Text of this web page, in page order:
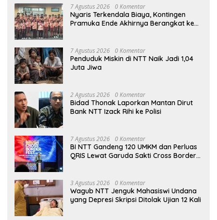
7 Agustus 2026 0 Komentar
Nyaris Terkendala Biaya, Kontingen
Pramuka Ende Akhirnya Berangkat ke
7 Agustus 2026 0 Komentar
Penduduk Miskin di NTT Naik Jadi 1,04
Juta Jiwa
2 Agustus 2026 0 Komentar
Bidad Thonak Laporkan Mantan Dirut
Bank NTT Izack Rihi ke Polisi
7 Agustus 2026 0 Komentar
BI NTT Gandeng 120 UMKM dan Perluas
QRIS Lewat Garuda Sakti Cross Border
3 Agustus 2026 0 Komentar
Wagub NTT Jenguk Mahasiswi Undana
yang Depresi Skripsi Ditolak Ujian 12 Kali